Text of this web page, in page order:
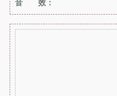
音 效：